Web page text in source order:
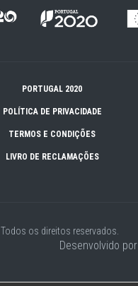
PORTUGAL 2020
POLÍTICA DE PRIVACIDADE
TERMOS E CONDIÇÕES
LIVRO DE RECLAMAÇÕES
Todos os direitos reservados.
Desenvolvido por